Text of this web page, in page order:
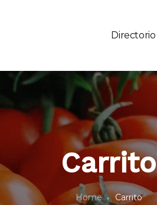
Directorio
Carrito
Home Carrito